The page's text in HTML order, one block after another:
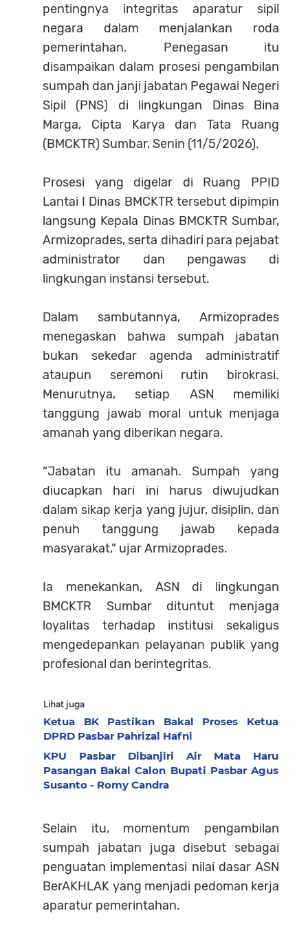
pentingnya integritas aparatur sipil
negara dalam menjalankan roda
pemerintahan. Penegasan itu
disampaikan dalam prosesi pengambilan
sumpah dan janji jabatan Pegawai Negeri
Sipil (PNS) di lingkungan Dinas Bina
Marga, Cipta Karya dan Tata Ruang
(BMCKTR) Sumbar, Senin (11/5/2026).
Prosesi yang digelar di Ruang PPID
Lantai I Dinas BMCKTR tersebut dipimpin
langsung Kepala Dinas BMCKTR Sumbar,
Armizoprades, serta dihadiri para pejabat
administrator dan pengawas di
lingkungan instansi tersebut.
Dalam sambutannya, Armizoprades
menegaskan bahwa sumpah jabatan
bukan sekedar agenda administratif
ataupun seremoni rutin birokrasi.
Menurutnya, setiap ASN memiliki
tanggung jawab moral untuk menjaga
amanah yang diberikan negara.
“Jabatan itu amanah. Sumpah yang
diucapkan hari ini harus diwujudkan
dalam sikap kerja yang jujur, disiplin, dan
penuh tanggung jawab kepada
masyarakat,” ujar Armizoprades.
Ia menekankan, ASN di lingkungan
BMCKTR Sumbar dituntut menjaga
loyalitas terhadap institusi sekaligus
mengedepankan pelayanan publik yang
profesional dan berintegritas.
Lihat juga
Ketua BK Pastikan Bakal Proses Ketua
DPRD Pasbar Pahrizal Hafni
KPU Pasbar Dibanjiri Air Mata Haru
Pasangan Bakal Calon Bupati Pasbar Agus
Susanto - Romy Candra
Selain itu, momentum pengambilan
sumpah jabatan juga disebut sebagai
penguatan implementasi nilai dasar ASN
BerAKHLAK yang menjadi pedoman kerja
aparatur pemerintahan.